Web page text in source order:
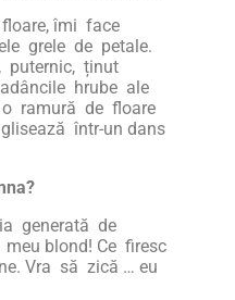
îmi face
grele de petale.
puternic, ținut
hrube ale
o ramură de floare
într-un dans
generată de
blond! Ce firesc
Vra să zică … eu